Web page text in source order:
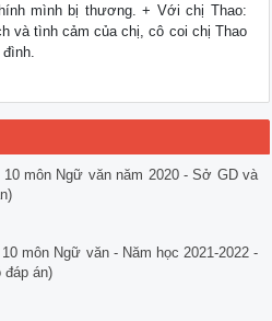
mình bị thương. + Với chị Thao:
và tình cảm của chị, cô coi chị Thao
môn Ngữ văn năm 2020 - Sở GD và
môn Ngữ văn - Năm học 2021-2022 -
đáp án)